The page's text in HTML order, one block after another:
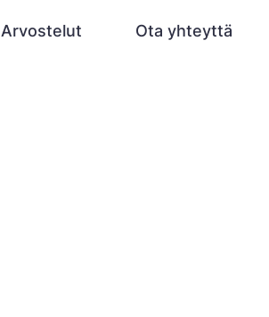
Arvostelut Ota yhteyttä